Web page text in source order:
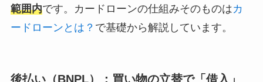
範囲内です。カードローンの仕組みそのものはカ
ードローンとは？ で基礎から解説しています。
後払い（BNPL）：買い物の立替で「借入」